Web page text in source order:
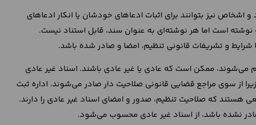
نیز بتوانند برای اثبات ادعاهای خودشان یا انکار ادعاهای
است اما هر نوشته‌ای به عنوان سند، قابل استناد نیست.
و تشریفات قانونی تنظیم، امضا و صادر شده باشد.
می‌شوند، ممکن است که عادی یا غیر عادی باشند. اسناد غیر عادی
از سوی مراجع قضایی قانونی صلاحیت دار صادر می‌شوند. اداره ثبت
هستند که صلاحیت تنظیم، صدور و امضای اسناد غیر عادی را دارند.
نشده باشد، از اسناد غیر عادی محسوب می‌شود.